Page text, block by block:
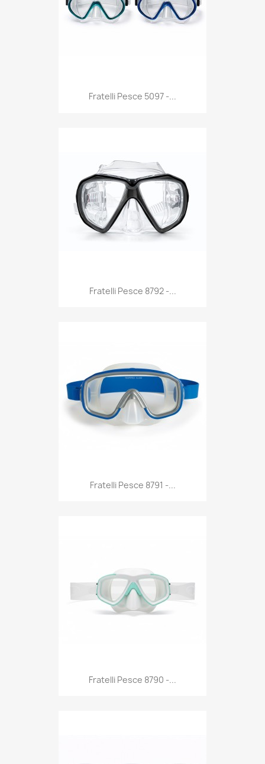
Anteprima
Fratelli Pesce 5097 -...
Anteprima
Fratelli Pesce 8792 -...
Anteprima
Fratelli Pesce 8791 -...
Anteprima
Fratelli Pesce 8790 -...